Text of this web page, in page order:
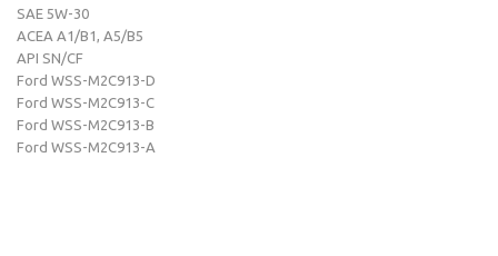
SAE 5W-30
ACEA A1/B1, A5/B5
API SN/CF
Ford WSS-M2C913-D
Ford WSS-M2C913-C
Ford WSS-M2C913-B
Ford WSS-M2C913-A